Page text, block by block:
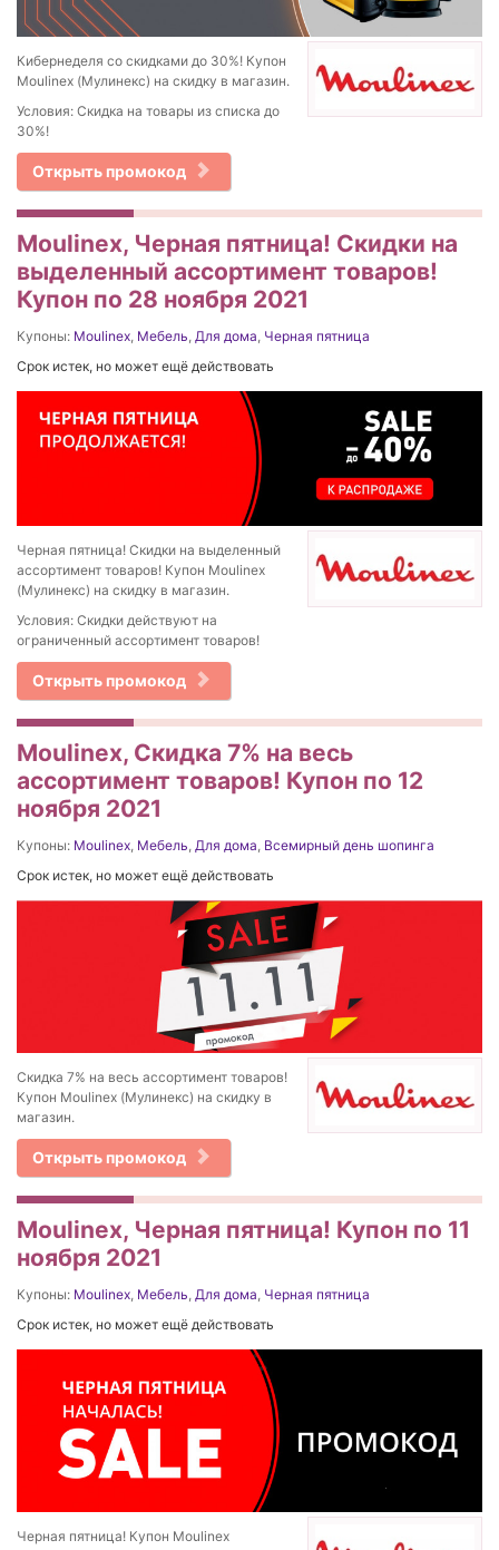
Кибернеделя со скидками до 30%! Купон
Moulinex (Мулинекс) на скидку в магазин.
Условия: Скидка на товары из списка до
30%!
Открыть промокод
Moulinex, Черная пятница! Скидки на
выделенный ассортимент товаров!
Купон по 28 ноября 2021
Купоны: Moulinex Мебель Для дома Черная пятница
Срок истек, но может ещё действовать
Черная пятница! Скидки на выделенный
ассортимент товаров! Купон Moulinex
(Мулинекс) на скидку в магазин.
Условия: Скидки действуют на
ограниченный ассортимент товаров!
Открыть промокод
Moulinex, Скидка 7% на весь
ассортимент товаров! Купон по 12
ноября 2021
Купоны: Moulinex, Мебель, Для дома, Всемирный день шопинга
Срок истек, но может ещё действовать
Скидка 7% на весь ассортимент товаров!
Купон Moulinex (Мулинекс) на скидку в
магазин.
Открыть промокод
Moulinex, Черная пятница! Купон по 11
ноября 2021
Купоны: Moulinex Мебель Для дома Черная пятница
Срок истек, но может ещё действовать
Черная пятница! Купон Moulinex